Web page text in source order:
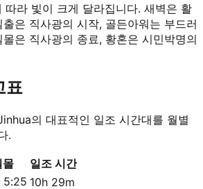
따라 빛이 크게 달라집니다. 새벽은 활
은 직사광의 시작, 골든아워는 부드러
은 직사광의 종료, 황혼은 시민박명의
표
의 대표적인 일조 시간대를 월별
.
몰
일조 시간
5:25 10h 29m